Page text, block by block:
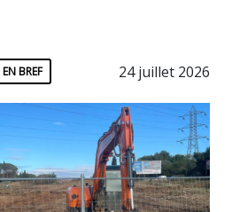
EN BREF 24 juillet 2026